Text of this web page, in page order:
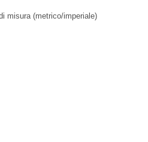
misura (metrico/imperiale)